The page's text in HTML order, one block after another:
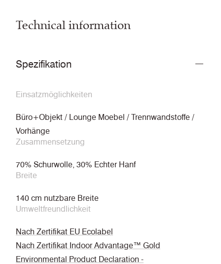
Technical information
Spezifikation
Einsatzmöglichkeiten
Büro+Objekt / Lounge Moebel / Trennwandstoffe /
Vorhänge
Zusammensetzung
70% Schurwolle, 30% Echter Hanf
Breite
140 cm nutzbare Breite
Umweltfreundlichkeit
Nach Zertifikat EU Ecolabel
Nach Zertifikat Indoor Advantage™ Gold
Environmental Product Declaration -